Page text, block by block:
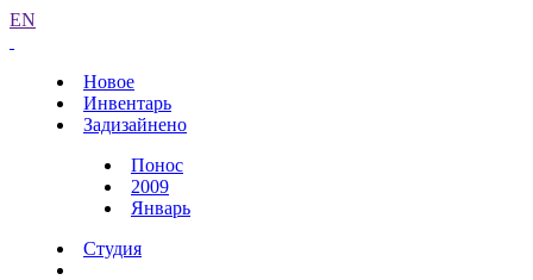
EN
Новое
Инвентарь
Задизайнено
Понос
2009
Январь
Студия